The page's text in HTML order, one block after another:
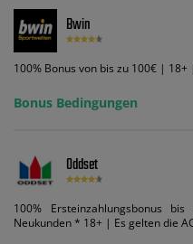
Wett-Credits aus. Es gelten die
Code VIPANGEBOT kann
ändert dies den Angebotsbetrag in
Bwin
100% Bonus von bis zu 100€ |
Bonus Bedingungen
Oddset
100% Ersteinzahlungsbonus
Neukunden * 18+ | Es gelten die